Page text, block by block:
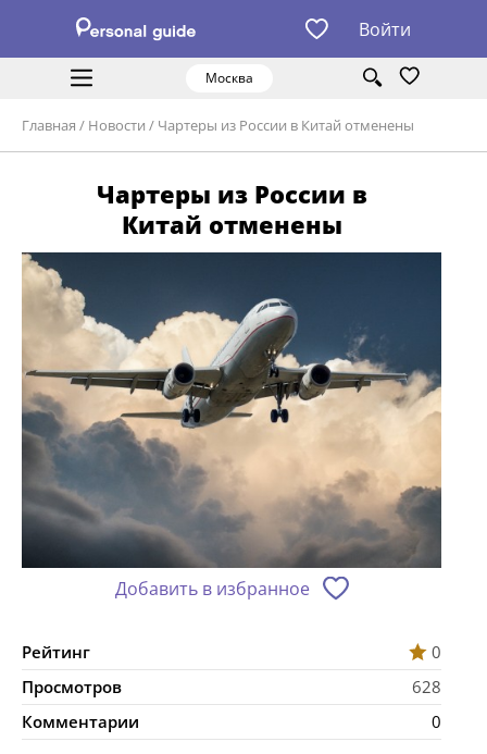
Войти
Москва
Главная / Новости / Чартеры из России в Китай отменены
Чартеры из России в
Китай отменены
Добавить в избранное
Рейтинг
0
Просмотров
628
Комментарии
0